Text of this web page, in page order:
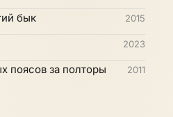
бык 2015
2023
поясов за полторы
2011